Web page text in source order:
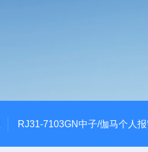
RJ31-7103GN中子/伽马个人